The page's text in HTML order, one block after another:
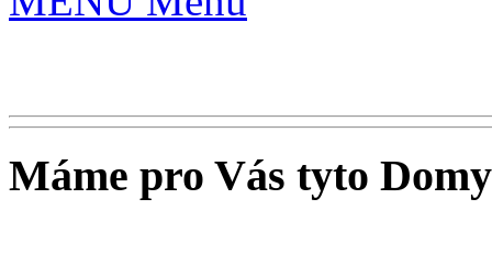
Máme pro Vás tyto Domy